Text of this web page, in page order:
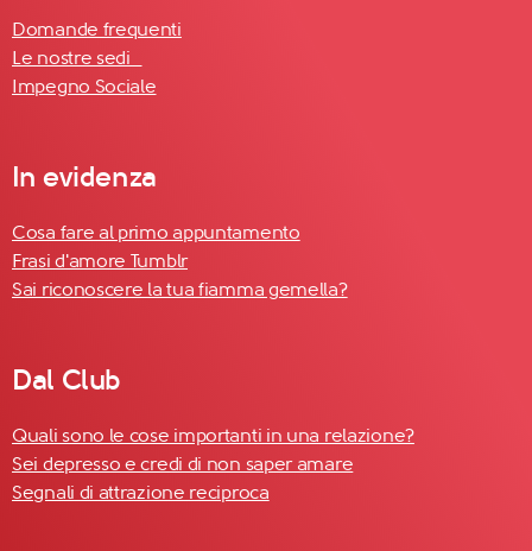
Domande frequenti
Le nostre sedi
Impegno Sociale
In evidenza
Cosa fare al primo appuntamento
Frasi d'amore Tumblr
Sai riconoscere la tua fiamma gemella?
Dal Club
Quali sono le cose importanti in una relazione?
Sei depresso e credi di non saper amare
Segnali di attrazione reciproca